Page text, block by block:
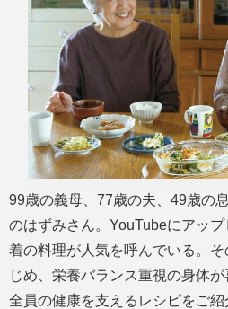
99歳の義母、77歳の夫、49歳の
のはずみさん。YouTubeにアッ
着の料理が人気を呼んでいる。
じめ、栄養バランス重視の身体
全員の健康を支えるレシピをご紹